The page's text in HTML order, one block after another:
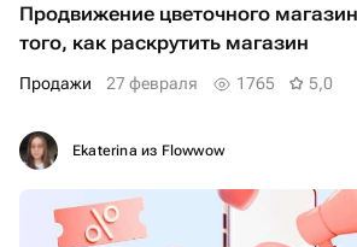
Продвижение цветочного
того, как раскрутить магазин
продажи 27 февраля 1765 5,0
Ekaterina из Flowwow